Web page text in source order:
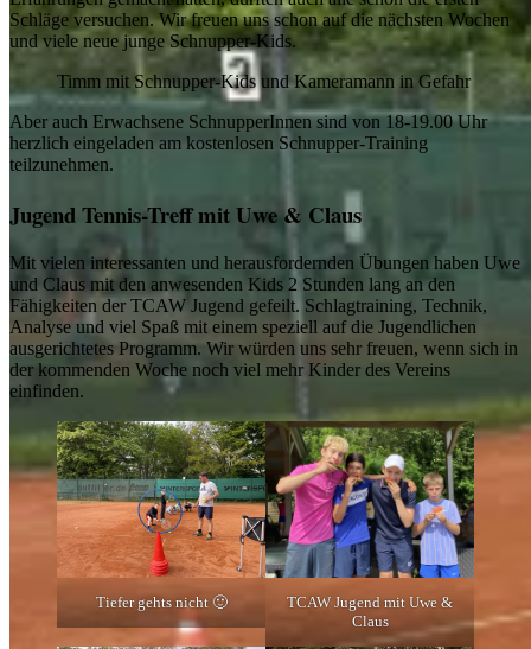
Schläge versuchen. Wir freuen uns schon auf die nächsten Wochen
und viele neue junge Schnupper-Kids.
Timm mit Schnupper-Kids und Kameramann in Gefahr
Aber auch Erwachsene SchnupperInnen sind von 18-19.00 Uhr
herzlich eingeladen am kostenlosen Schnupper-Training
teilzunehmen.
Jugend Tennis-Treff mit Uwe & Claus
Mit vielen interessanten und herausfordernden Übungen haben Uwe
und Claus mit den anwesenden Kids 2 Stunden lang an den
Fähigkeiten der TCAW Jugend gefeilt. Schlagtraining, Technik,
Analyse und viel Spaß mit einem speziell auf die Jugendlichen
ausgerichtetes Programm. Wir würden uns sehr freuen, wenn sich in
der kommenden Woche noch viel mehr Kinder des Vereins
einfinden.
Tiefer gehts nicht 🙂
TCAW Jugend mit Uwe &
Claus